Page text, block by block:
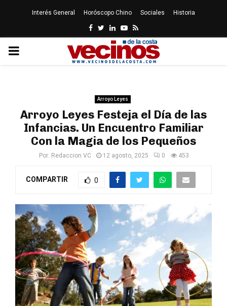
Interés General Horóscopo Chino Sociales Historia
Facebook
Twitter
LinkedinYoutube
Rss
PRIMARY
Arroyo Leyes
Arroyo Leyes Festeja el Día de las
Infancias. Un Encuentro Familiar
Con la Magia de los Pequeños
Por: Redaccion VC 12 agosto, 2025 0 453
COMPARTIR 0